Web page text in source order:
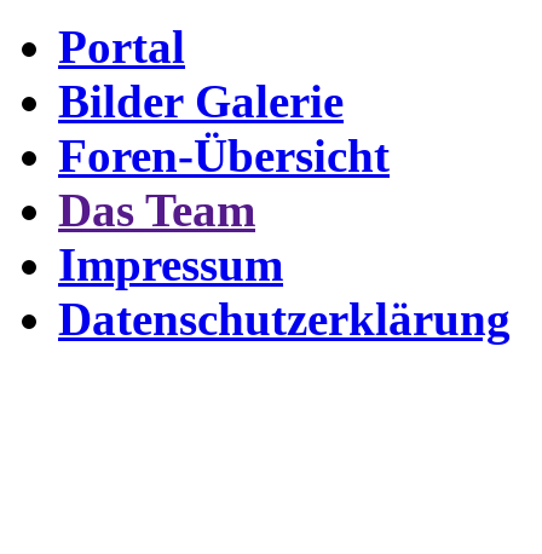
Portal
Bilder Galerie
Foren-Übersicht
Das Team
Impressum
Datenschutzerklärung